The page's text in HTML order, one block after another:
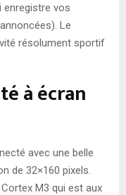
enregistre vos
Le
résolument sportif
à écran
avec une belle
de 32×160 pixels.
M3 qui est aux